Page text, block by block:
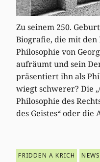
Zu seinem 250.
Biografie, die mit
Philosophie von
aufräumt und sein
präsentiert ihn als
wiegt schwerer? Die
Philosophie des
des Geistes“ oder die
FRIDDEN A KRICH NEWS